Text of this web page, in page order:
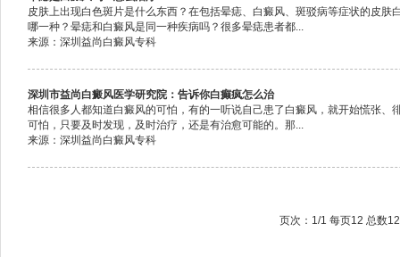
皮肤上出现白色斑片是什么东西？在包括晕痣、白癜风、斑驳病等症状的皮肤
哪一种？晕痣和白癜风是同一种疾病吗？很多晕痣患者都...
来源：深圳益尚白癜风专科
深圳市益尚白癜风医学研究院：告诉你白癫疯怎么治
相信很多人都知道白癜风的可怕，有的一听说自己患了白癜风，就开始慌张、
可怕，只要及时发现，及时治疗，还是有治愈可能的。那...
来源：深圳益尚白癜风专科
页次：1/1 每页12 总